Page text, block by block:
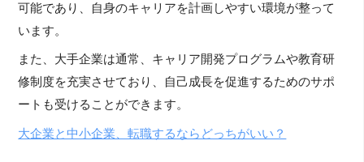
可能であり、自身のキャリアを計画しやすい環境が整って
います。
また、大手企業は通常、キャリア開発プログラムや教育研
修制度を充実させており、自己成長を促進するためのサポ
ートも受けることができます。
大企業と中小企業、転職するならどっちがいい？